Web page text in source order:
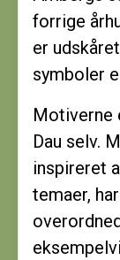
forrige
er
symboler
Motiverne
Dau selv.
inspireret
temaer,